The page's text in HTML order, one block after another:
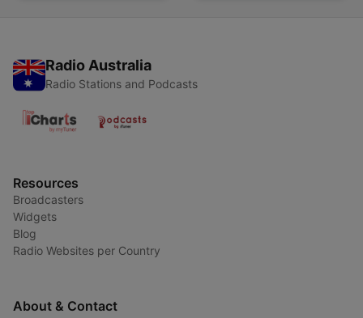
Radio Australia
Radio Stations and Podcasts
Resources
Broadcasters
Widgets
Blog
Radio Websites per Country
About & Contact